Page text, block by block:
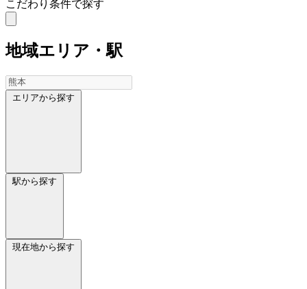
こだわり条件で探す
地域エリア・駅
エリアから探す
駅から探す
現在地から探す